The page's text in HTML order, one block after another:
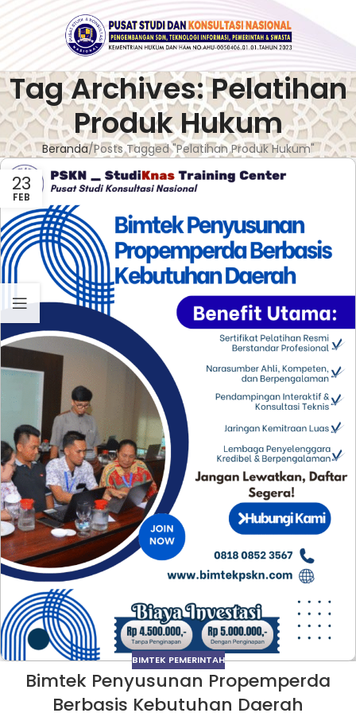
Tag Archives: Pelatihan
Produk Hukum
Beranda Posts Tagged "Pelatihan Produk Hukum"
23
FEB
BIMTEK PEMERINTAH
Bimtek Penyusunan Propemperda
Berbasis Kebutuhan Daerah